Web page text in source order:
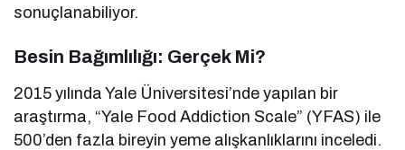
sonuçlanabiliyor.
Besin Bağımlılığı: Gerçek Mi?
2015 yılında Yale Üniversitesi’nde yapılan bir
araştırma, “Yale Food Addiction Scale” (YFAS) ile
500’den fazla bireyin yeme alışkanlıklarını inceledi.